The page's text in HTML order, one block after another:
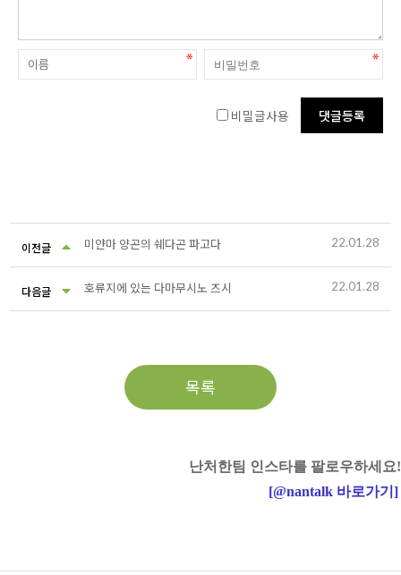
비밀글사용
이전글 미얀마 양곤의 쉐다곤 파고다 22.01.28
다음글 호류지에 있는 다마무시노 즈시 22.01.28
목록
난처한팀 인스타를 팔로우하세요!
[@nantalk 바로가기 ]